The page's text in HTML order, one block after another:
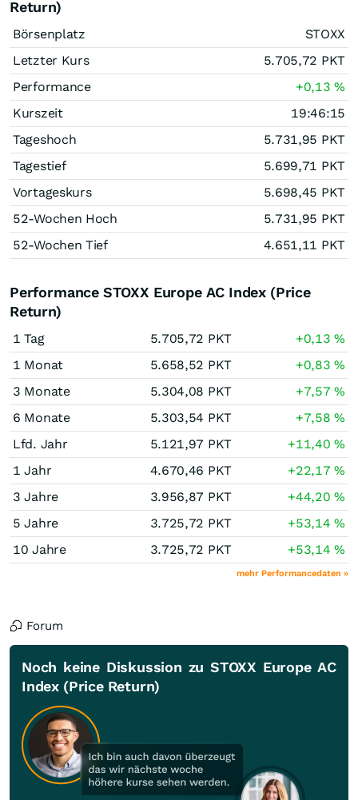
Return)
Börsenplatz
STOXX
Letzter Kurs
5.705,72 PKT
Performance
+0,13%
Kurszeit
19:46:15
Tageshoch
5.731,95 PKT
Tagestief
5.699,71 PKT
Vortageskurs
5.698,45 PKT
52-Wochen Hoch
5.731,95 PKT
52-Wochen Tief
4.651,11 PKT
Performance STOXX Europe AC Index (Price
Return)
1 Tag 5.705,72 PKT +0,13%
1 Monat
5.658,52 PKT +0,83%
3 Monate
5.304,08 PKT +7,57%
6 Monate
5.303,54 PKT +7,58%
Lfd. Jahr
5.121,97 PKT +11,40%
1 Jahr
4.670,46 PKT +22,17%
3 Jahre
3.956,87 PKT +44,20%
5 Jahre
3.725,72 PKT +53,14%
10 Jahre
3.725,72 PKT +53,14%
mehr Performancedaten »
Forum
Noch keine Diskussion zu STOXX Europe AC
Index (Price Return)